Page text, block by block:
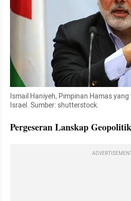
Ismail Haniyeh, Pimpinan Hamas
Israel. Sumber: shutterstock.
Pergeseran Lanskap Geopolitik